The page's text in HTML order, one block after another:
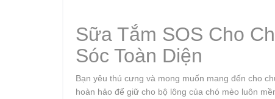
Sữa Tắm SOS Cho
Sóc Toàn Diện
Bạn yêu thú cưng và mong muốn mang đến cho
hoàn hảo để giữ cho bộ lông của chó mèo luôn